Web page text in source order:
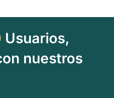
Usuarios,
nuestros